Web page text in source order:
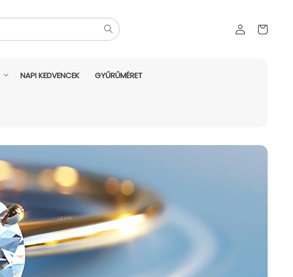
Bejelentkezés
kosara
NAPI KEDVENCEK GYŰRŰMÉRET